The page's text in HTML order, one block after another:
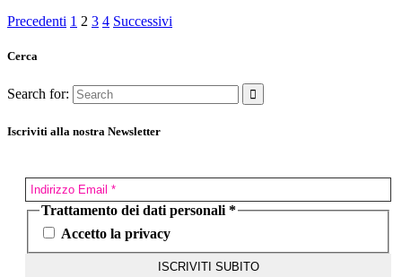
Precedenti 1 2 3 4 Successivi
Cerca
Search for:
Iscriviti alla nostra Newsletter
Trattamento dei dati personali *
Accetto la privacy